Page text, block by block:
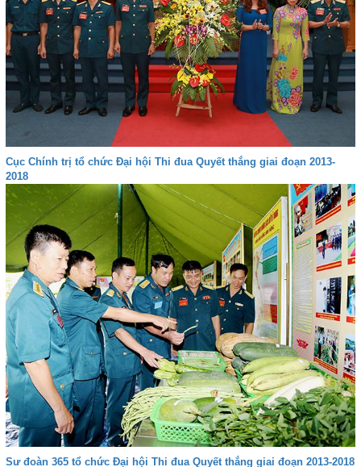
Cục Chính trị tổ chức Đại hội Thi đua Quyết thắng giai đoạn 2013-
2018
Sư đoàn 365 tổ chức Đại hội Thi đua Quyết thắng giai đoạn 2013-2018